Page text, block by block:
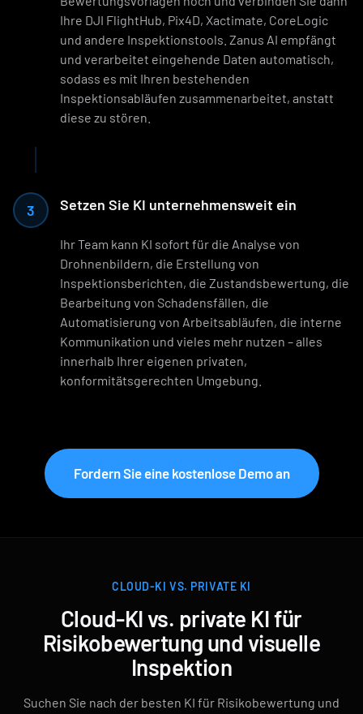
Ihre DJI FlightHub, Pix4D, Xactimate, CoreLogic
und andere Inspektionstools. Zanus AI empfängt
und verarbeitet eingehende Daten automatisch,
sodass es mit Ihren bestehenden
Inspektionsabläufen zusammenarbeitet, anstatt
diese zu stören.
3 Setzen Sie KI unternehmensweit ein
Ihr Team kann KI sofort für die Analyse von
Drohnenbildern, die Erstellung von
Inspektionsberichten, die Zustandsbewertung, die
Bearbeitung von Schadensfällen, die
Automatisierung von Arbeitsabläufen, die interne
Kommunikation und vieles mehr nutzen – alles
innerhalb Ihrer eigenen privaten,
konformitätsgerechten Umgebung.
Fordern Sie eine kostenlose Demo an
CLOUD-KI VS. PRIVATE KI
Cloud-KI vs. private KI für
Risikobewertung und visuelle
Inspektion
Suchen Sie nach der besten KI für Risikobewertung und